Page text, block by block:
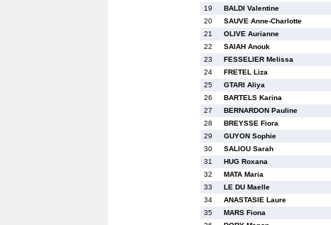
19
BALDI Valentine
20
SAUVE Anne-Charlotte
21
OLIVE Aurianne
22
SAIAH Anouk
23
FESSELIER Melissa
24
FRETEL Liza
25
GTARI Aliya
26
BARTELS Karina
27
BERNARDON Pauline
28
BREYSSE Fiora
29
GUYON Sophie
30
SALIOU Sarah
31
HUG Roxana
32
MATA Maria
33
LE DU Maelle
34
ANASTASIE Laure
35
MARS Fiona